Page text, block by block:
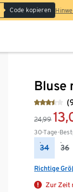
Code kopieren
Bluse
24,99
30-Tage-
34 36
Richtige
Zur Zeit